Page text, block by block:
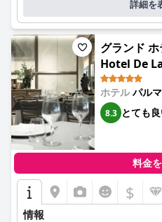
す。ベッドの快適さはホテルの
くのゲストがその品質と快適さ
貢献しています。
全体として、NHパルマは、モダ
ションにあるホテルとして際立っ
ロフェッショナルなスタッフ、そ
を訪れる旅行者にとって魅力的な
ホテルのレストランの評価は分
サービスを高く評価する人も多い
ーサービスの一貫性のなさを指
が遅かったり、特定の料理に不満
ず、全体的な食事体験は好意的で
さを強調するゲストもいます。
スターホテルズ ドゥ パルクの客
高く評価されています。ヴィン
たクラシックなスタイルが、ホ
ンなアメニティと、考え抜かれ
かしい内装や、時折発生する防
を快適で楽しいものにしていま
スタッフと、頻繁に行われる無
体験全体を向上させています。
詳細を
グランド
Hotel De
ホテルパルマ
8.3 とても
料金
$
情報